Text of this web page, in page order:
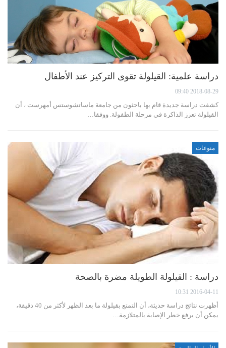
دراسة علمية: القيلولة تقوى التركيز عند الأطفال
2018-08-29 09:40
كشفت دراسة جديدة قام بها باحثون من جامعة ماساتشوستس أمهرست ، أن
القيلولة تعزز الذاكرة في مرحلة الطفولة. ووفقا…
منوعات
دراسة : القيلولة الطويلة مضرة بالصحة
2016-04-11 10:31
أظهرت نتائج دراسة حديثة، أن التمتع بقيلولة ما بعد الظهر لأكثر من 40 دقيقة،
يمكن أن يرفع خطر الإصابة بالمتلازمة…